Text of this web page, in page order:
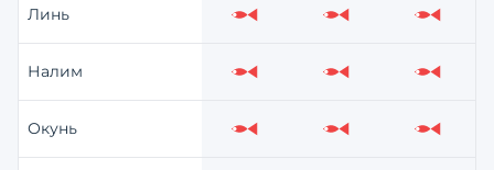
Линь Слабо Слабо Слабо
Налим Слабо Слабо Слабо
Окунь Слабо Слабо Слабо